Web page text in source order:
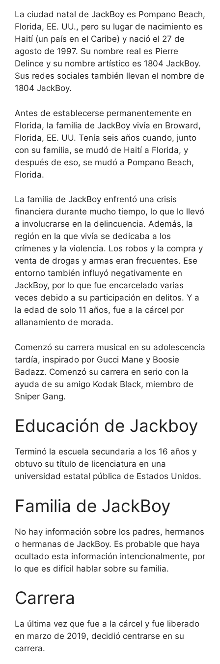
La ciudad natal de JackBoy es Pompano Beach,
Florida, EE. UU., pero su lugar de nacimiento es
Haití (un país en el Caribe) y nació el 27 de
agosto de 1997. Su nombre real es Pierre
Delince y su nombre artístico es 1804 JackBoy.
Sus redes sociales también llevan el nombre de
1804 JackBoy.
Antes de establecerse permanentemente en
Florida, la familia de JackBoy vivía en Broward,
Florida, EE. UU. Tenía seis años cuando, junto
con su familia, se mudó de Haití a Florida, y
después de eso, se mudó a Pompano Beach,
Florida.
La familia de JackBoy enfrentó una crisis
financiera durante mucho tiempo, lo que lo llevó
a involucrarse en la delincuencia. Además, la
región en la que vivía se dedicaba a los
crímenes y la violencia. Los robos y la compra y
venta de drogas y armas eran frecuentes. Ese
entorno también influyó negativamente en
JackBoy, por lo que fue encarcelado varias
veces debido a su participación en delitos. Y a
la edad de solo 11 años, fue a la cárcel por
allanamiento de morada.
Comenzó su carrera musical en su adolescencia
tardía, inspirado por Gucci Mane y Boosie
Badazz. Comenzó su carrera en serio con la
ayuda de su amigo Kodak Black, miembro de
Sniper Gang.
Educación de Jackboy
Terminó la escuela secundaria a los 16 años y
obtuvo su título de licenciatura en una
universidad estatal pública de Estados Unidos.
Familia de JackBoy
No hay información sobre los padres, hermanos
o hermanas de JackBoy. Es probable que haya
ocultado esta información intencionalmente, por
lo que es difícil hablar sobre su familia.
Carrera
La última vez que fue a la cárcel y fue liberado
en marzo de 2019, decidió centrarse en su
carrera.